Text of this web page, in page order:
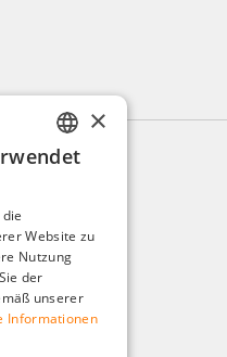
GERMAN
FRENCH
DUTCH
×
Website zu
Nutzung
der
unserer
Informationen